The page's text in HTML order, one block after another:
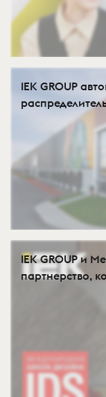
IEK GROUP
IEK GROUP и
партнерство,